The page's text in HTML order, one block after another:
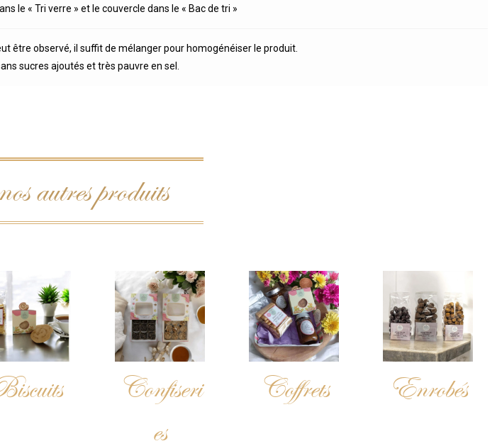
le « Tri verre » et le couvercle dans le « Bac de tri »
être observé, il suffit de mélanger pour homogénéiser le produit.
sucres ajoutés et très pauvre en sel.
autres produits
Confiseri
es
Coffrets Enrobés